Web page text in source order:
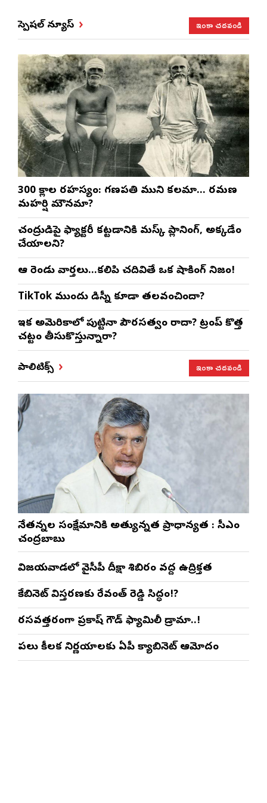
స్పెషల్ న్యూస్ ఇంకా చదవండి
300 శ్లోకాల రహస్యం: గణపతి ముని కలమా… రమణ
మహర్షి మౌనమా?
చంద్రుడిపై ఫ్యాక్టరీ కట్టడానికి మస్క్ ప్లానింగ్, అక్కడేం
చేయాలని?
ఆ రెండు వార్తలు…కలిపి చదివితే ఒక షాకింగ్ నిజం!
TikTok ముందు డిస్నీ కూడా తలవంచిందా?
ఇక అమెరికాలో పుట్టినా పౌరసత్వం రాదా? ట్రంప్ కొత్త
చట్టం తీసుకొస్తున్నారా?
పాలిటిక్స్ ఇంకా చదవండి
నేతన్నల సంక్షేమానికి అత్యున్నత ప్రాధాన్యత : సీఎం
చంద్రబాబు
విజయవాడలో వైసీపీ దీక్షా శిబిరం వద్ద ఉద్రిక్తత
కేబినెట్ విస్తరణకు రేవంత్ రెడ్డి సిద్ధం!?
రసవత్తరంగా ప్రకాష్ గౌడ్ ఫ్యామిలీ డ్రామా..!
పలు కీలక నిర్ణయాలకు ఏపీ క్యాబినెట్ ఆమోదం